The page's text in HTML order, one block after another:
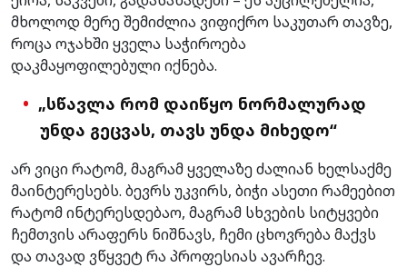
მხოლოდ მერე შემიძლია ვიფიქრო საკუთარ თავზე,
როცა ოჯახში ყველა საჭიროება
დაკმაყოფილებული იქნება.
„სწავლა რომ დაიწყო ნორმალურად
უნდა გეცვას, თავს უნდა მიხედო“
არ ვიცი რატომ, მაგრამ ყველაზე ძალიან ხელსაქმე
მაინტერესებს. ბევრს უკვირს, ბიჭი ასეთი რამეებით
რატომ ინტერესდებაო, მაგრამ სხვების სიტყვები
ჩემთვის არაფერს ნიშნავს, ჩემი ცხოვრება მაქვს
და თავად ვწყვეტ რა პროფესიას ავარჩევ.